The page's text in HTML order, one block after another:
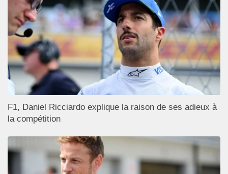
F1, Daniel Ricciardo explique la raison de ses adieux à
la compétition